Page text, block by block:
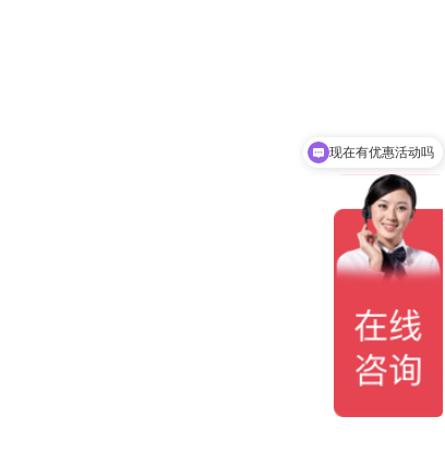
现在有优惠活动吗